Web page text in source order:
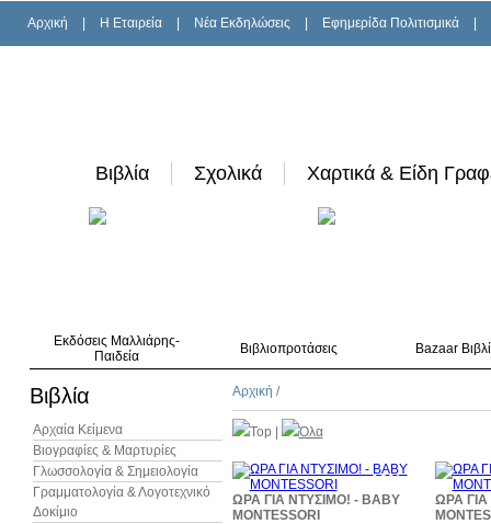
Αρχική H Εταιρεία Νέα Εκδηλώσεις Εφημερίδα Πολιτισμικά
Βιβλία Σχολικά Χαρτικά & Είδη
Εκδόσεις Μαλλιάρης-
Παιδεία
Βιβλιοπροτάσεις Bazaar
Βιβλία
Αρχαία Κείμενα
Βιογραφίες & Μαρτυρίες
Γλωσσολογία & Σημειολογία
Γραμματολογία & Λογοτεχνικό
Δοκίμιο
Αρχική /
Top Όλα
10%
ΩΡΑ ΓΙΑ ΝΤΥΣΙΜΟ! - BABY
MONTESSORI
ΩΡΑ